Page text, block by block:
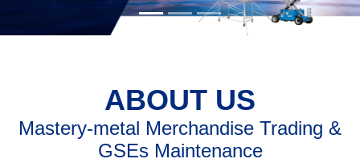
ABOUT US
Mastery-metal Merchandise Trading &
GSEs Maintenance